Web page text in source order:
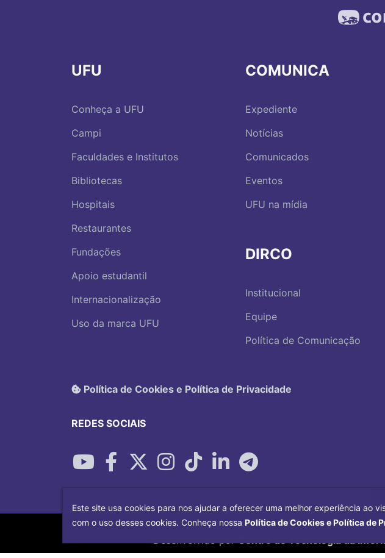
UFU
Conheça a UFU
Campi
Faculdades e Institutos
Bibliotecas
Hospitais
Restaurantes
Fundações
Apoio estudantil
Internacionalização
Uso da marca UFU
COMUNICA
Expediente
Notícias
Comunicados
Eventos
UFU na mídia
DIRCO
Institucional
Equipe
Política de Comunicação
Política de Cookies e Política de Privacidade
REDES SOCIAIS
Copyright©2026
Desenvolvido por Centro de Tecnologia da
Este site usa cookies para nos ajudar a oferecer uma melhor experiência ao
com o uso desses cookies. Conheça nossa Política de Cookies e Política de